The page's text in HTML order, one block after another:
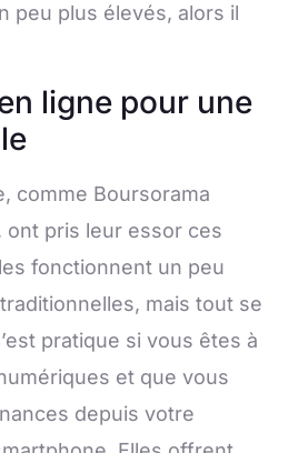
peu plus élevés, alors il
ligne pour une
comme Boursorama
ont pris leur essor ces
fonctionnent un peu
mais tout se
pratique si vous êtes à
et que vous
depuis votre